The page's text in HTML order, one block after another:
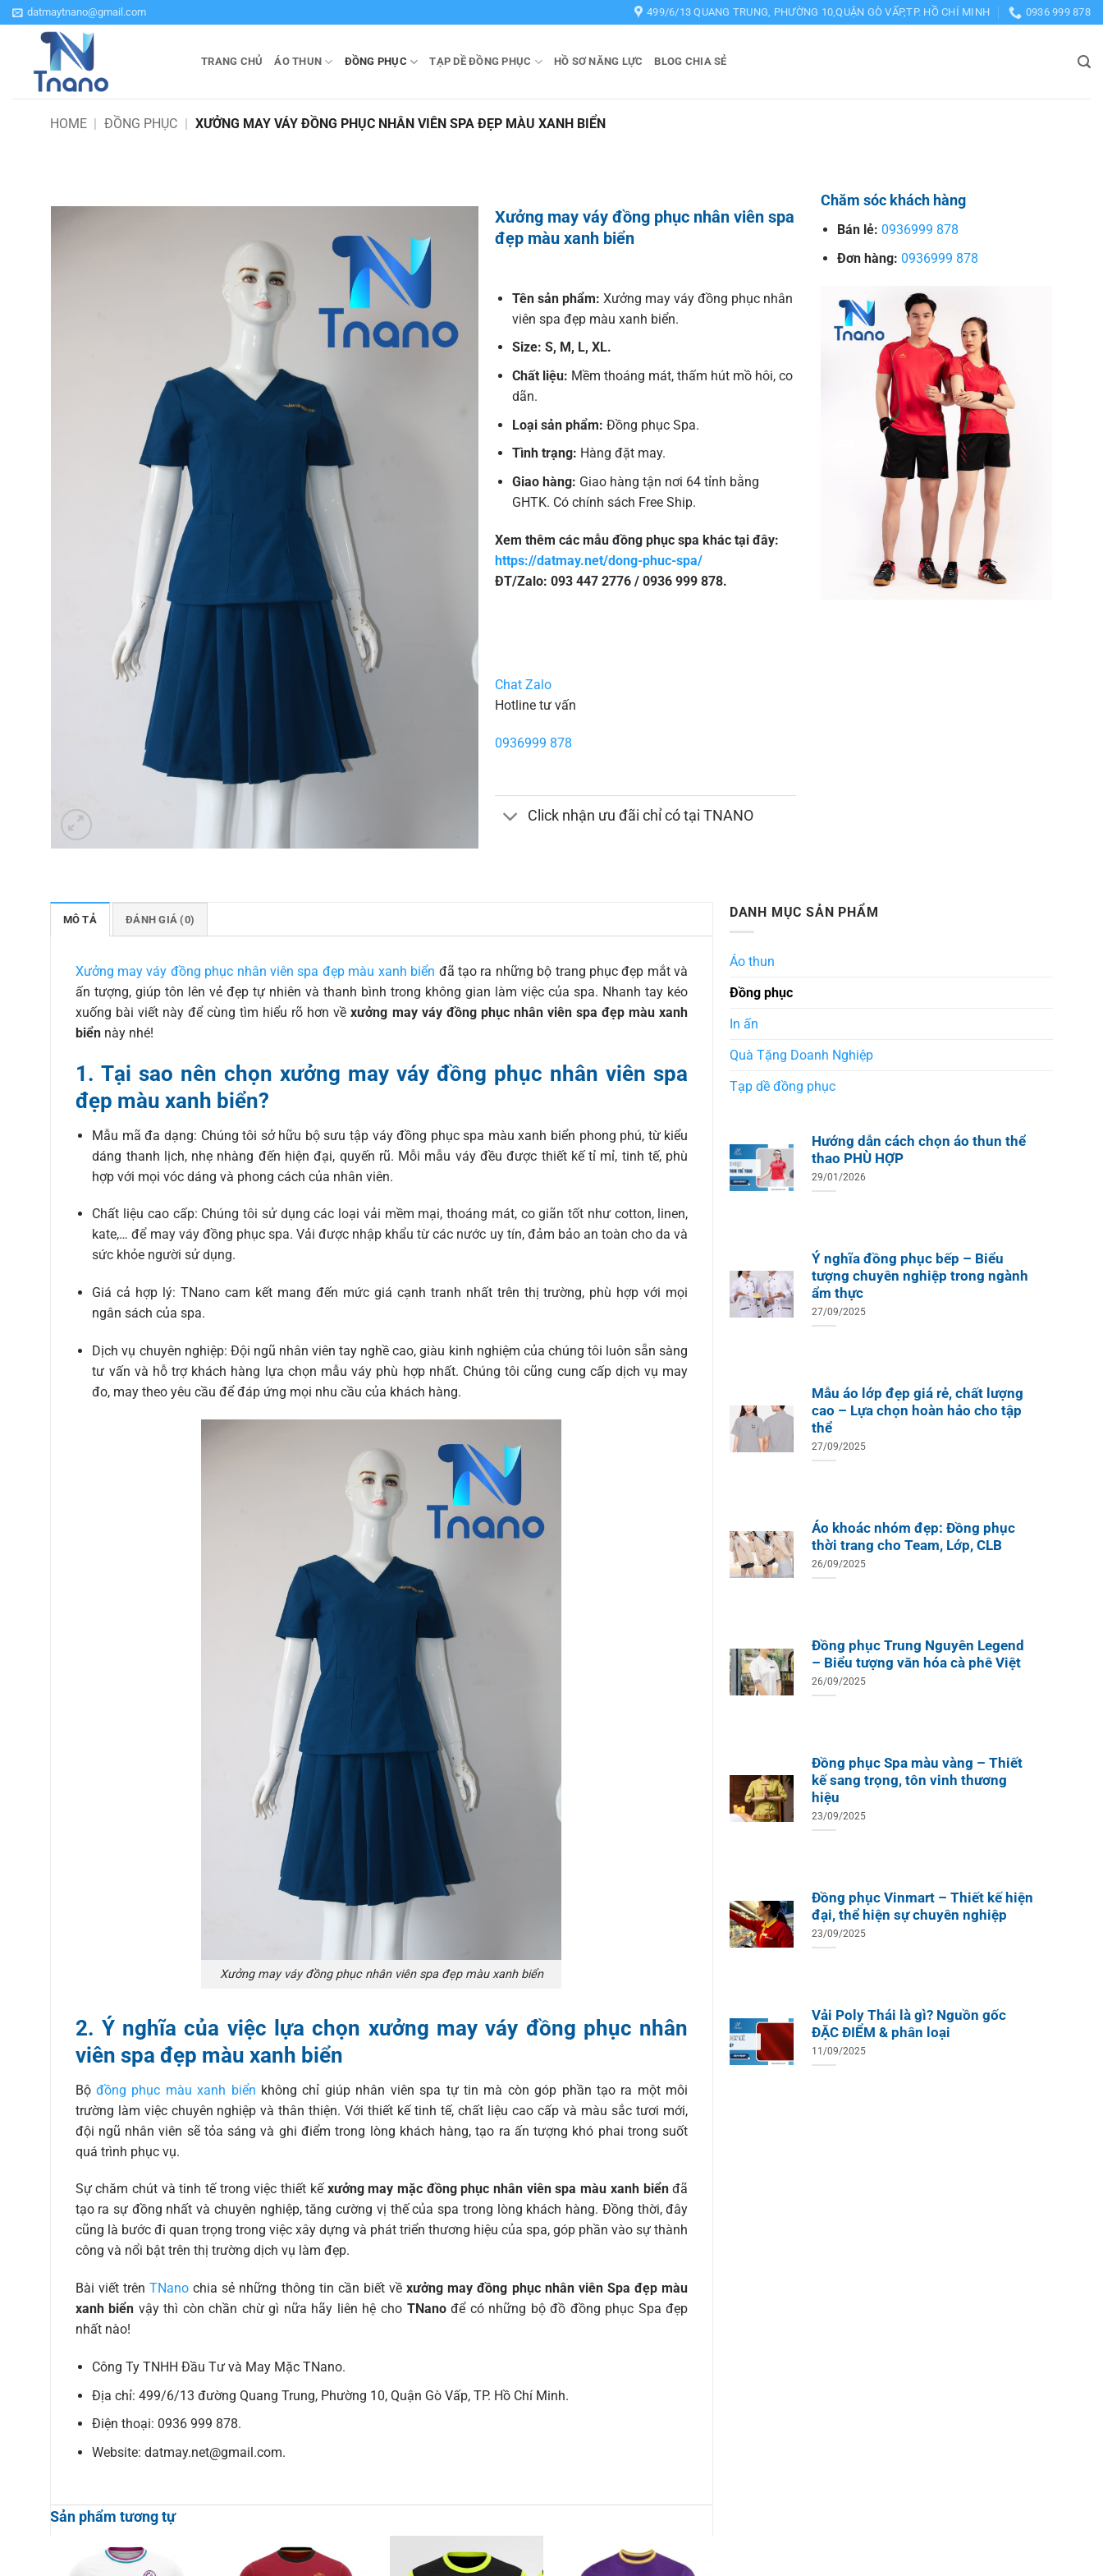
Bỏ
qua
datmaytnano@gmail.com 499/6/13 QUANG TRUNG, PHƯỜNG 10,QUẬN GÒ VẤP,TP. HỒ CHÍ MINH 0936 999 878
TRANG CHỦ ÁO THUN ĐỒNG PHỤC TẠP DỀ ĐỒNG PHỤC HỒ SƠ NĂNG LỰC BLOG CHIA SẺ
HOME | ĐỒNG PHỤC | XƯỞNG MAY VÁY ĐỒNG PHỤC NHÂN VIÊN SPA ĐẸP MÀU XANH BIỂN
Xưởng may váy đồng phục nhân viên spa
đẹp màu xanh biển
Tên sản phẩm: Xưởng may váy đồng phục nhân
viên spa đẹp màu xanh biển.
Size: S, M, L, XL.
Chất liệu: Mềm thoáng mát, thấm hút mồ hôi, co
dãn.
Loại sản phẩm: Đồng phục Spa.
Tình trạng: Hàng đặt may.
Giao hàng: Giao hàng tận nơi 64 tỉnh bằng
GHTK. Có chính sách Free Ship.
Xem thêm các mẫu đồng phục spa khác tại đây:
https://datmay.net/dong-phuc-spa/
ĐT/Zalo: 093 447 2776 / 0936 999 878.
Chat Zalo
Hotline tư vấn
0936999 878
Click nhận ưu đãi chỉ có tại TNANO
Chăm sóc khách hàng
Bán lẻ: 0936999 878
Đơn hàng: 0936999 878
MÔ TẢ ĐÁNH GIÁ (0)
Xưởng may váy đồng phục nhân viên spa đẹp màu xanh biển đã tạo ra những bộ trang phục đẹp mắt và
ấn tượng, giúp tôn lên vẻ đẹp tự nhiên và thanh bình trong không gian làm việc của spa. Nhanh tay kéo
xuống bài viết này để cùng tìm hiểu rõ hơn vềxưởng may váy đồng phục nhân viên spa đẹp màu xanh
biểnnày nhé!
1. Tại sao nên chọn xưởng may váy đồng phục nhân viên spa
đẹp màu xanh biển?
Mẫu mã đa dạng: Chúng tôi sở hữu bộ sưu tập váy đồng phục spa màu xanh biển phong phú, từ kiểu
dáng thanh lịch, nhẹ nhàng đến hiện đại, quyến rũ. Mỗi mẫu váy đều được thiết kế tỉ mỉ, tinh tế, phù
hợp với mọi vóc dáng và phong cách của nhân viên.
Chất liệu cao cấp: Chúng tôi sử dụng các loại vải mềm mại, thoáng mát, co giãn tốt như cotton, linen,
kate,… để may váy đồng phục spa. Vải được nhập khẩu từ các nước uy tín, đảm bảo an toàn cho da và
sức khỏe người sử dụng.
Giá cả hợp lý: TNano cam kết mang đến mức giá cạnh tranh nhất trên thị trường, phù hợp với mọi
ngân sách của spa.
Dịch vụ chuyên nghiệp: Đội ngũ nhân viên tay nghề cao, giàu kinh nghiệm của chúng tôi luôn sẵn sàng
tư vấn và hỗ trợ khách hàng lựa chọn mẫu váy phù hợp nhất. Chúng tôi cũng cung cấp dịch vụ may
đo, may theo yêu cầu để đáp ứng mọi nhu cầu của khách hàng.
Xưởng may váy đồng phục nhân viên spa đẹp màu xanh biển
2. Ý nghĩa của việc lựa chọn xưởng may váy đồng phục nhân
viên spa đẹp màu xanh biển
Bộ đồng phục màu xanh biển không chỉ giúp nhân viên spa tự tin mà còn góp phần tạo ra một môi
trường làm việc chuyên nghiệp và thân thiện. Với thiết kế tinh tế, chất liệu cao cấp và màu sắc tươi mới,
đội ngũ nhân viên sẽ tỏa sáng và ghi điểm trong lòng khách hàng, tạo ra ấn tượng khó phai trong suốt
quá trình phục vụ.
Sự chăm chút và tinh tế trong việc thiết kế xưởng may mặc đồng phục nhân viên spa màu xanh biểnđã
tạo ra sự đồng nhất và chuyên nghiệp, tăng cường vị thế của spa trong lòng khách hàng. Đồng thời, đây
cũng là bước đi quan trọng trong việc xây dựng và phát triển thương hiệu của spa, góp phần vào sự thành
công và nổi bật trên thị trường dịch vụ làm đẹp.
Bài viết trên TNanochia sẻ những thông tin cần biết vềxưởng may đồng phục nhân viên Spa đẹp màu
xanh biển vậy thì còn chần chừ gì nữa hãy liên hệ cho TNanođể có những bộ đồ đồng phục Spa đẹp
nhất nào!
Công Ty TNHH Đầu Tư và May Mặc TNano.
Địa chỉ: 499/6/13 đường Quang Trung, Phường 10, Quận Gò Vấp, TP. Hồ Chí Minh.
Điện thoại: 0936 999 878.
Website: datmay.net@gmail.com.
Sản phẩm tương tự
DANH MỤC SẢN PHẨM
Áo thun
Đồng phục
In ấn
Quà Tặng Doanh Nghiệp
Tạp dề đồng phục
Hướng dẫn cách chọn áo thun thể
thao PHÙ HỢP
29/01/2026
Ý nghĩa đồng phục bếp – Biểu
tượng chuyên nghiệp trong ngành
ẩm thực
27/09/2025
Mẫu áo lớp đẹp giá rẻ, chất lượng
cao – Lựa chọn hoàn hảo cho tập
thể
27/09/2025
Áo khoác nhóm đẹp: Đồng phục
thời trang cho Team, Lớp, CLB
26/09/2025
Đồng phục Trung Nguyên Legend
– Biểu tượng văn hóa cà phê Việt
26/09/2025
Đồng phục Spa màu vàng – Thiết
kế sang trọng, tôn vinh thương
hiệu
23/09/2025
Đồng phục Vinmart – Thiết kế hiện
đại, thể hiện sự chuyên nghiệp
23/09/2025
Vải Poly Thái là gì? Nguồn gốc
ĐẶC ĐIỂM & phân loại
11/09/2025